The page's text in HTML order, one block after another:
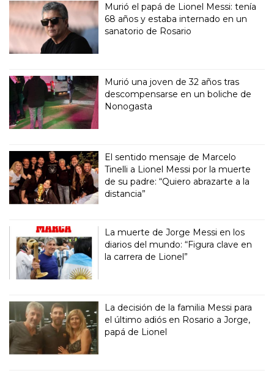
Murió el papá de Lionel Messi: tenía
68 años y estaba internado en un
sanatorio de Rosario
Murió una joven de 32 años tras
descompensarse en un boliche de
Nonogasta
El sentido mensaje de Marcelo
Tinelli a Lionel Messi por la muerte
de su padre: “Quiero abrazarte a la
distancia”
La muerte de Jorge Messi en los
diarios del mundo: “Figura clave en
la carrera de Lionel”
La decisión de la familia Messi para
el último adiós en Rosario a Jorge,
papá de Lionel